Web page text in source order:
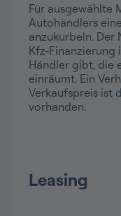
Für ausgewählte
Autohändlers
anzukurbeln. Der
Kfz-Finanzierung
Händler gibt, die
einräumt. Ein
Verkaufspreis ist
vorhanden.
Leasing